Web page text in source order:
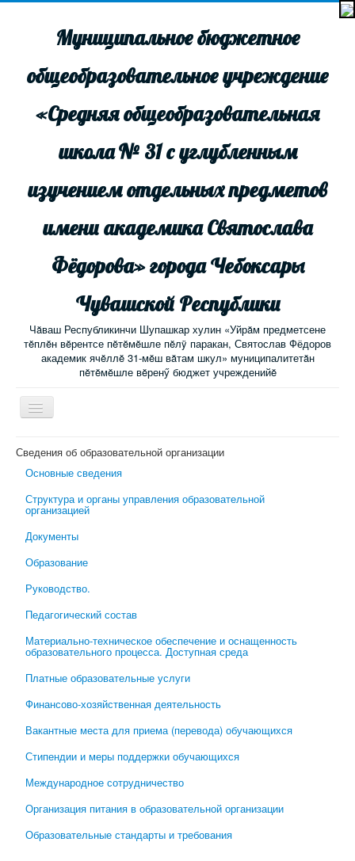
Муниципальное бюджетное
общеобразовательное учреждение
«Средняя общеобразовательная
школа № 31 с углубленным
изучением отдельных предметов
имени академика Святослава
Фёдорова» города Чебоксары
Чувашской Республики
Чăваш Республикинчи Шупашкар хулин «Уйрăм предметсене
тĕплĕн вĕрентсе пĕтĕмĕшле пĕлÿ паракан, Святослав Фёдоров
академик ячĕллĕ 31-мĕш вăтам шкул» муниципалитетăн
пĕтĕмĕшле вĕренӳ бюджет учрежденийĕ
Включить/
выключить
Новости
Электронный журнал
Родительский всеобуч
Обратная связь
Школьная психологическая помощь
Сведения об образовательной организации
Основные сведения
Структура и органы управления образовательной
организацией
Документы
Образование
Руководство.
Педагогический состав
Материально-техническое обеспечение и оснащенность
образовательного процесса. Доступная среда
Платные образовательные услуги
Финансово-хозяйственная деятельность
Вакантные места для приема (перевода) обучающихся
Стипендии и меры поддержки обучающихся
Международное сотрудничество
Организация питания в образовательной организации
Образовательные стандарты и требования